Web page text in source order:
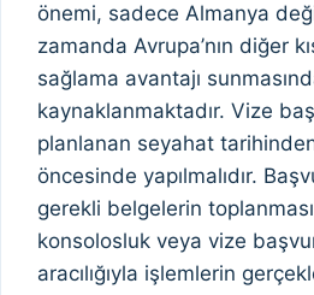
önemi, sadece Almanya
zamanda Avrupa’nın diğer
sağlama avantajı
kaynaklanmaktadır. Vize
planlanan seyahat
öncesinde yapılmalıdır.
gerekli belgelerin
konsolosluk veya vize
aracılığıyla işlemlerin